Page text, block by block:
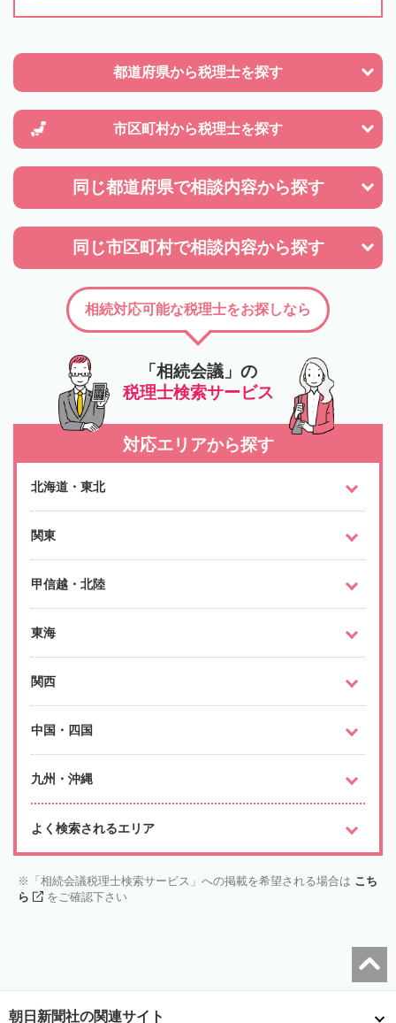
都道府県から税理士を探す
市区町村から税理士を探す
同じ都道府県で相談内容から探す
同じ市区町村で相談内容から探す
「相続会議」の
税理士検索サービス
相続対応可能な税理士をお探しなら
対応エリアから探す
北海道・東北
関東
甲信越・北陸
東海
関西
中国・四国
九州・沖縄
よく検索されるエリア
「相続会議税理士検索サービス」への掲載を希望される場合は こち
ら
をご確認下さい
朝日新聞社の関連サイト